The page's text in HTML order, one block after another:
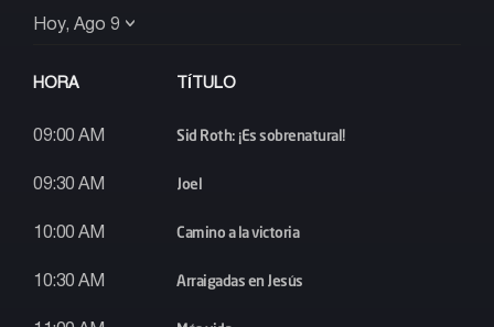
Hoy, Ago 9
HORA TÍTULO
09:00 AM Sid Roth: ¡Es sobrenatural!
09:30 AM Joel
10:00 AM Camino a la victoria
10:30 AM Arraigadas en Jesús